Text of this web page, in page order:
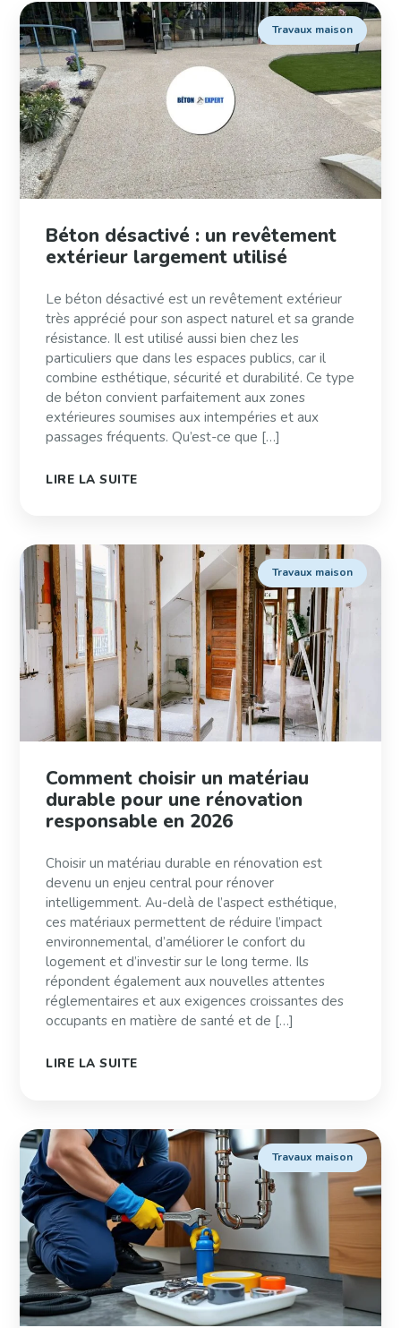
Travaux maison
Béton désactivé : un revêtement
extérieur largement utilisé
Le béton désactivé est un revêtement extérieur
très apprécié pour son aspect naturel et sa grande
résistance. Il est utilisé aussi bien chez les
particuliers que dans les espaces publics, car il
combine esthétique, sécurité et durabilité. Ce type
de béton convient parfaitement aux zones
extérieures soumises aux intempéries et aux
passages fréquents. Qu’est-ce que […]
LIRE LA SUITE
Travaux maison
Comment choisir un matériau
durable pour une rénovation
responsable en 2026
Choisir un matériau durable en rénovation est
devenu un enjeu central pour rénover
intelligemment. Au-delà de l’aspect esthétique,
ces matériaux permettent de réduire l’impact
environnemental, d’améliorer le confort du
logement et d’investir sur le long terme. Ils
répondent également aux nouvelles attentes
réglementaires et aux exigences croissantes des
occupants en matière de santé et de […]
LIRE LA SUITE
Travaux maison